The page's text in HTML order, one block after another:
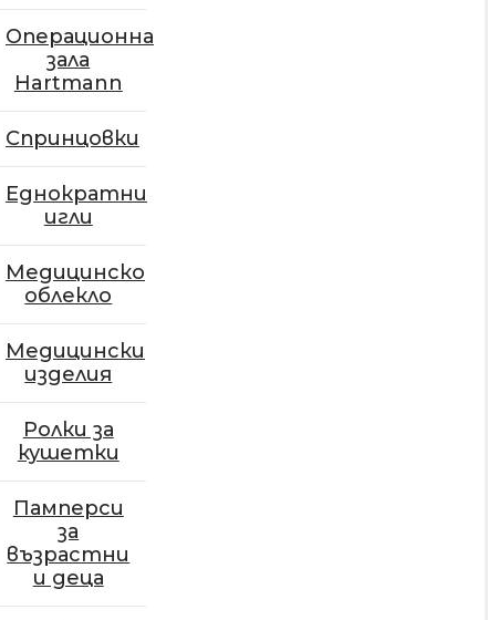
Операционна
зала
Hartmann
Спринцовки
Еднократни
игли
Медицинско
облекло
Медицински
изделия
Ролки за
кушетки
Памперси
за
възрастни
и деца